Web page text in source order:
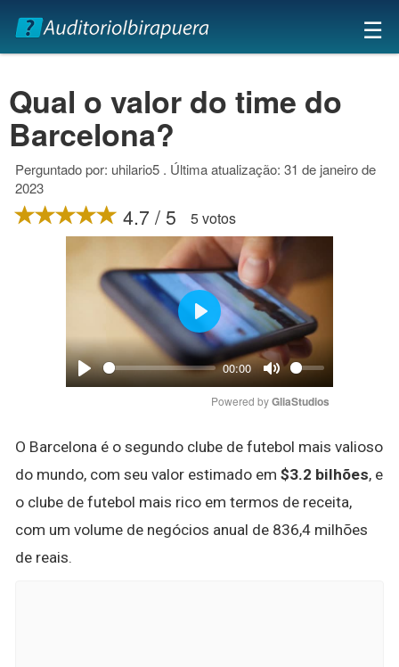
×
☰
Qual o valor do time do
Barcelona?
Perguntado por: uhilario5 . Última atualização: 31 de janeiro de
2023
4.7 / 5 5 votos
Play
00:00
Mute
Play
Powered by GliaStudios
O Barcelona é o segundo clube de futebol mais valioso
do mundo, com seu valor estimado em $3.2 bilhões, e
o clube de futebol mais rico em termos de receita,
com um volume de negócios anual de 836,4 milhões
de reais.